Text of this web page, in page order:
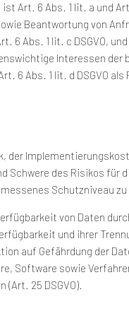
Art. 6 Abs. 1 lit. a und
Beantwortung von
Abs. 1 lit. c DSGVO,
Interessen der
6 Abs. 1 lit. d DSGVO als
der
des Risikos für
Schutzniveau
von Daten
und ihrer
auf Gefährdung der
Software sowie
25 DSGVO).